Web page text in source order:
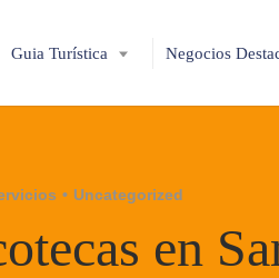
Guia Turística Negocios
Uncategorized
en